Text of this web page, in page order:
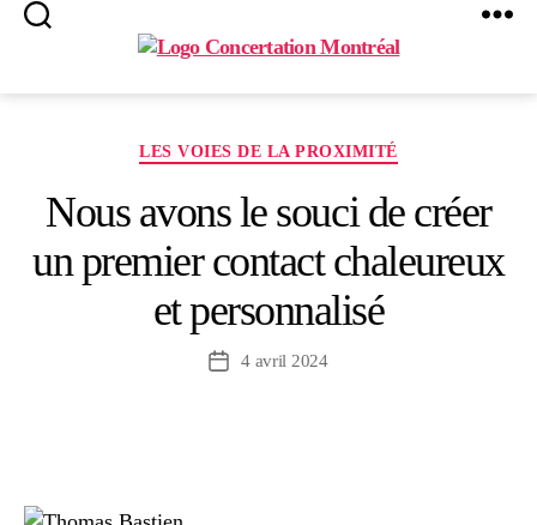
Montréal
Catégories
LES VOIES DE LA PROXIMITÉ
Nous avons le souci de créer
un premier contact chaleureux
et personnalisé
Date4 avril 2024